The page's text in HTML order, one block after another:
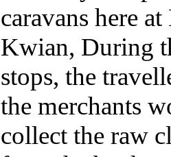
caravans here at
Kwian, During
stops, the
the merchants
collect the raw